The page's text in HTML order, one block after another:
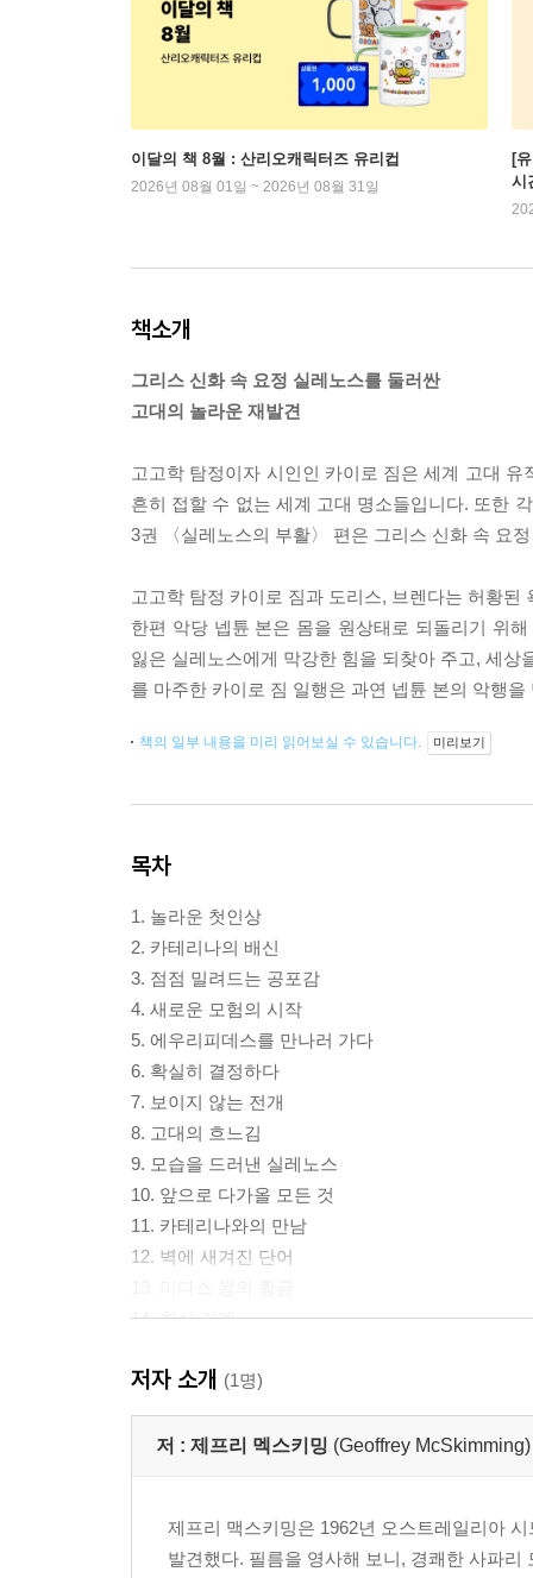
이달의 책 8월 : 산리오캐릭터즈 유리컵
2026년 08월 01일 ~ 2026년 08월 31일
[
시
책소개
그리스 신화 속 요정 실레노스를 둘러싼
고대의 놀라운 재발견
고고학 탐정이자 시인인 카이로 짐은 세계 고대
흔히 접할 수 없는 세계 고대 명소들입니다. 또한
3권 〈실레노스의 부활〉 편은 그리스 신화 속 요
고고학 탐정 카이로 짐과 도리스, 브렌다는 허황
한편 악당 넵튠 본은 몸을 원상태로 되돌리기 위
잃은 실레노스에게 막강한 힘을 되찾아 주고, 세
를 마주한 카이로 짐 일행은 과연 넵튠 본의 악행을
책의 일부 내용을 미리 읽어보실 수 있습니다. 미리보기
목차
1. 놀라운 첫인상
2. 카테리나의 배신
3. 점점 밀려드는 공포감
4. 새로운 모험의 시작
5. 에우리피데스를 만나러 가다
6. 확실히 결정하다
7. 보이지 않는 전개
8. 고대의 흐느김
9. 모습을 드러낸 실레노스
10. 앞으로 다가올 모든 것
11. 카테리나와의 만남
12. 벽에 새겨진 단어
14. 최신 기계
16. 황금상을 마주하다
17. 에비아드네를 쫓아……
18. 더 남아 있는 이야기
21. 행복으로 가득 찬 실레노스
저자 소개 (1명)
저 : 제프리 멕스키밍 (Geoffrey McSkimming)
제프리 맥스키밍은 1962년 오스트레일리아
발견했다. 필름을 영사해 보니, 경쾌한 사파